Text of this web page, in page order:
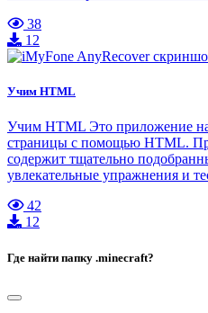
38
12
Учим HTML
Учим HTML Это приложение
страницы с помощью HTML.
содержит тщательно
увлекательные упражнения и
42
12
Где найти папку .minecraft?